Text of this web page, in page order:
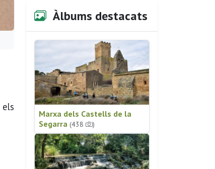
Àlbums destacats
Marxa dels Castells de la
Segarra (438 )